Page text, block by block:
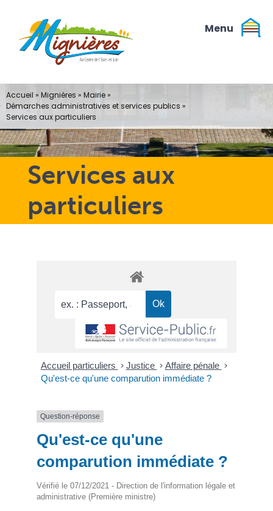
contenu
Services aux
particuliers
Accueil » Mignières » Mairie»
Démarches administratives et services publics »
Services aux particuliers
Accueil particuliers > Justice > Affaire pénale >
Qu'est-ce qu'une comparution immédiate ?
Question-réponse
Qu'est-ce qu'une
comparution immédiate ?
Vérifié le 07/12/2021 - Direction de l'information légale et
administrative (Première ministre)